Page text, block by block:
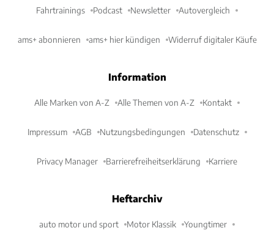
Fahrtrainings Podcast Newsletter Autovergleich
ams+ abonnieren ams+ hier kündigen Widerruf digitaler Käufe
Information
Alle Marken von A-Z Alle Themen von A-Z Kontakt
Impressum AGB Nutzungsbedingungen Datenschutz
Privacy Manager Barrierefreiheitserklärung Karriere
Heftarchiv
auto motor und sport Motor Klassik Youngtimer